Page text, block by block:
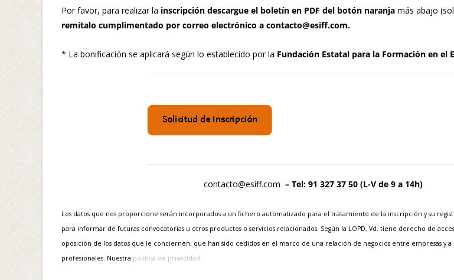
Por favor, para realizar la inscripción descargue el boletín en PDF del botón naranja más abajo
remítalo cumplimentado por correo electrónico a contacto@esiff.com.
* La bonificación se aplicará según lo establecido por la Fundación Estatal para la Formación en el
contacto@esiff.com – Tel: 91 327 37 50 (L-V de 9 a 14h)
Los datos que nos proporcione serán incorporados a un fichero automatizado para el tratamiento de la inscripción y su
para informar de futuras convocatorias u otros productos o servicios relacionados. Según la LOPD, Vd. tiene derecho de
oposición de los datos que le conciernen, que han sido cedidos en el marco de una relación de negocios entre empresas y
profesionales. Nuestra política de privacidad.